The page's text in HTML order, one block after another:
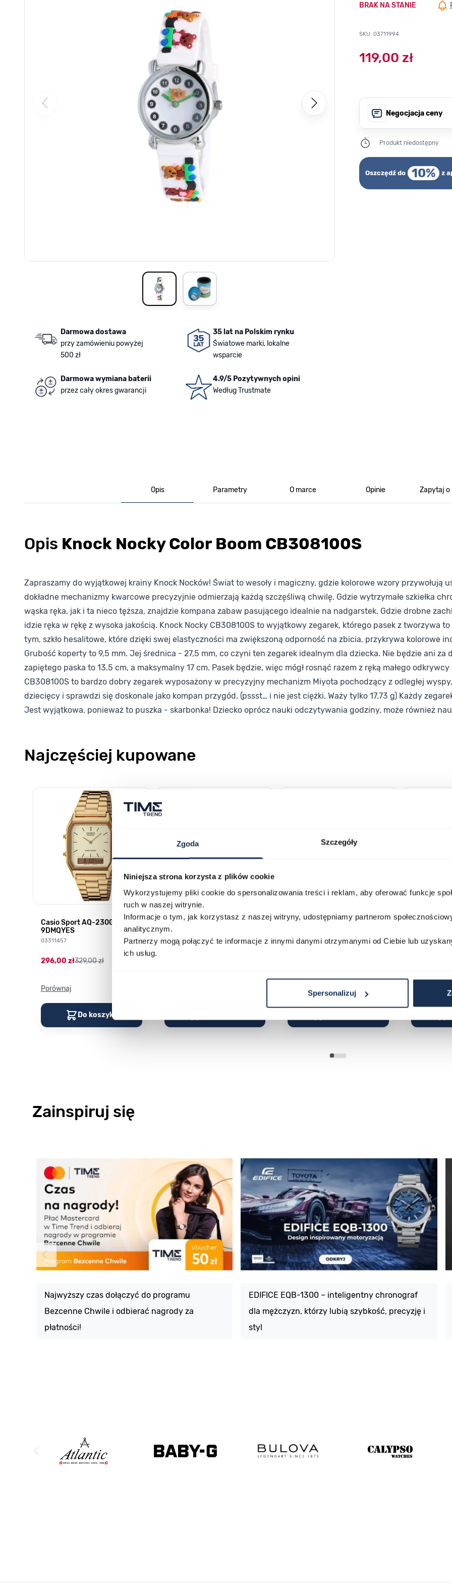
Zgoda Szczegóły
Niniejsza strona korzysta z plików cookie
Wykorzystujemy pliki cookie do spersonalizowania treści i reklam, aby oferować funkcje
ruch w naszej witrynie.
Informacje o tym, jak korzystasz z naszej witryny, udostępniamy partnerom
analitycznym.
Partnerzy mogą połączyć te informacje z innymi danymi otrzymanymi od Ciebie lub
ich usług.
Spersonalizuj
View larger imageView larger image
Darmowa dostawa
przy zamówieniu powyżej
500 zł
35 lat na Polskim rynku
Światowe marki, lokalne
wsparcie
Darmowa wymiana baterii
przez cały okres gwarancji
4.9/5 Pozytywnych opini
Według Trustmate
BRAK NA STANIE
SKU: 03711994
119,00 zł
Negocjacja ceny
Produkt niedostępny
Oszczędź do 10% z
Opis Parametry O marce Opinie Zapytaj o
Opis Knock Nocky Color Boom CB308100S
Zapraszamy do wyjątkowej krainy Knock Nocków! Świat to wesoły i magiczny, gdzie kolorowe wzory przywołują
dokładne mechanizmy kwarcowe precyzyjnie odmierzają każdą szczęśliwą chwilę. Gdzie wytrzymałe szkiełka
wąska ręka, jak i ta nieco tęższa, znajdzie kompana zabaw pasującego idealnie na nadgarstek. Gdzie drobne
idzie ręka w rękę z wysoka jakością. Knock Nocky CB308100S to wyjątkowy zegarek, którego pasek z tworzywa
tym, szkło hesalitowe, które dzięki swej elastyczności ma zwiększoną odporność na zbicia, przykrywa kolorowe
Grubość koperty to 9,5 mm. Jej średnica - 27,5 mm, co czyni ten zegarek idealnym dla dziecka. Nie będzie ani za
zapiętego paska to 13.5 cm, a maksymalny 17 cm. Pasek będzie, więc mógł rosnąć razem z ręką małego
CB308100S to bardzo dobry zegarek wyposażony w precyzyjny mechanizm Miyota pochodzący z odległej
dziecięcy i sprawdzi się doskonale jako kompan przygód. (pssst… i nie jest ciężki. Waży tylko 17.73 g) Każdy
Jest wyjątkowa, ponieważ to puszka - skarbonka! Dziecko oprócz nauki odczytywania godziny, może również
Najczęściej kupowane
Poruszanie się po elementach karuzeli jest możliwe za pomocą klawisza tabulacji. Możesz pominąć karuzelę lub przejść
Naciśnij, aby pominąć karuzelę
Naciśnij, aby przejść do nawigacji karuzeli
Casio Sport AQ-230GA-
9DMQYES
03311457
296,00 zł329,00 zł
Porównaj
Do koszyka
CASIO Vintage A168WA-1YES
03378805
Casio Classic MTP-1302PD-
03709069
Porównaj
Casio
03753024
Zainspiruj się
Najwyższy czas dołączyć do programu
Bezcenne Chwile i odbierać nagrody za
płatności!
EDIFICE EQB-1300 – inteligentny chronograf
dla mężczyzn, którzy lubią szybkość, precyzję i
styl